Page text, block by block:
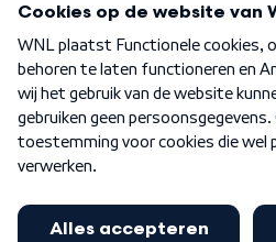
Nieuwsbrief
Word Lid